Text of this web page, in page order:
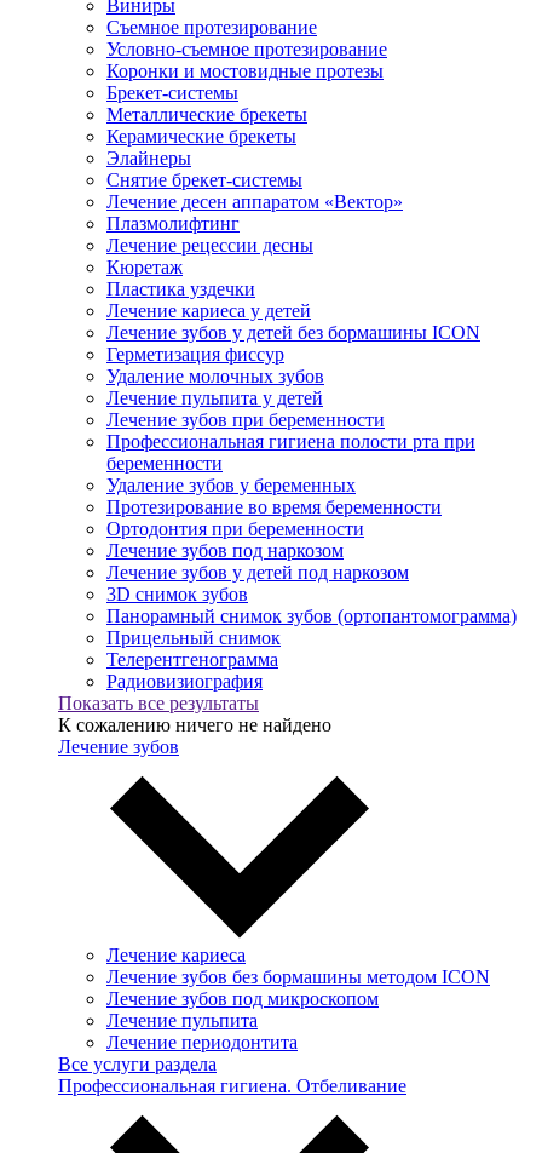
Виниры
Съемное протезирование
Условно-съемное протезирование
Коронки и мостовидные протезы
Брекет-системы
Металлические брекеты
Керамические брекеты
Элайнеры
Снятие брекет-системы
Лечение десен аппаратом «Вектор»
Плазмолифтинг
Лечение рецессии десны
Кюретаж
Пластика уздечки
Лечение кариеса у детей
Лечение зубов у детей без бормашины ICON
Герметизация фиссур
Удаление молочных зубов
Лечение пульпита у детей
Лечение зубов при беременности
Профессиональная гигиена полости рта при
беременности
Удаление зубов у беременных
Протезирование во время беременности
Ортодонтия при беременности
Лечение зубов под наркозом
Лечение зубов у детей под наркозом
3D снимок зубов
Панорамный снимок зубов (ортопантомограмма)
Прицельный снимок
Телерентгенограмма
Радиовизиография
Показать все результаты
К сожалению ничего не найдено
Лечение зубов
Лечение кариеса
Лечение зубов без бормашины методом ICON
Лечение зубов под микроскопом
Лечение пульпита
Лечение периодонтита
Все услуги раздела
Профессиональная гигиена. Отбеливание